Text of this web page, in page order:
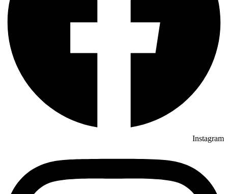
Instagram